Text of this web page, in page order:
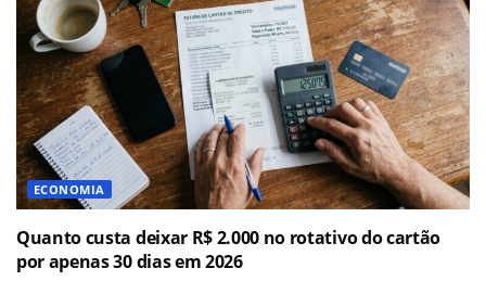
ECONOMIA
Quanto custa deixar R$ 2.000 no rotativo do cartão
por apenas 30 dias em 2026